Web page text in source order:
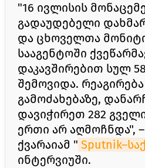
"16 ივლისის
გადაუდებელი
და ცხოველთა
სააგენტოში
დაკავშირებით სულ
შემოვიდა.
გამოძახებაზე,
დავიჭირეთ 282
ერთი არ აღმოჩნდა",
ქვარაიამ "
ინტერვიუში.